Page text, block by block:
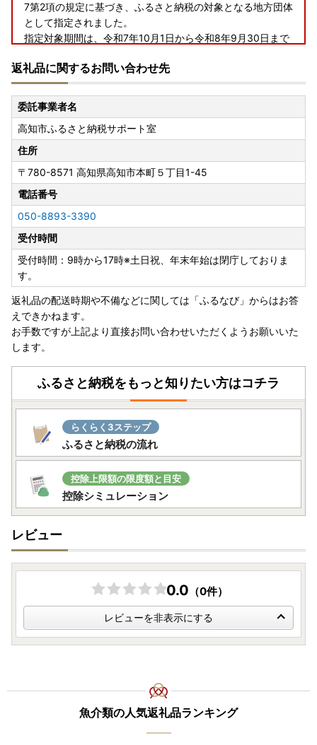
7第2項の規定に基づき、ふるさと納税の対象となる地方団体
として指定されました。
指定対象期間は、令和7年10月1日から令和8年9月30日まで
返礼品に関するお問い合わせ先
委託事業者名
高知市ふるさと納税サポート室
住所
〒780-8571 高知県高知市本町５丁目1-45
電話番号
050-8893-3390
受付時間
受付時間：9時から17時※土日祝、年末年始は閉庁しておりま
す。
返礼品の配送時期や不備などに関しては「ふるなび」からはお答
えできかねます。
お手数ですが上記より直接お問い合わせいただくようお願いいた
します。
ふるさと納税をもっと知りたい方はコチラ
らくらく3ステップ
ふるさと納税の流れ
控除上限額の限度額と目安
控除シミュレーション
レビュー
0.0 （0件）
レビューを非表示にする
魚介類の人気返礼品ランキング